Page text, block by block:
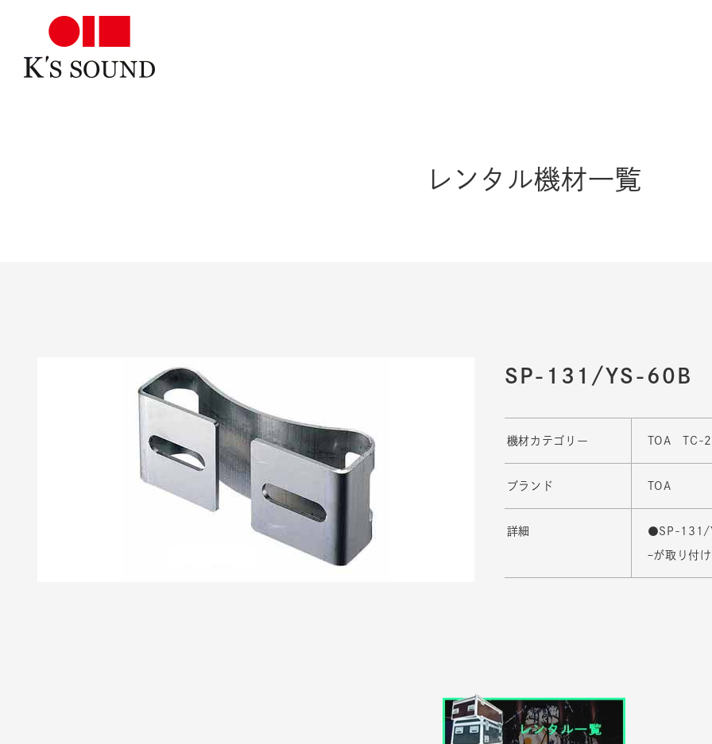
レンタル機材一覧
SP-131/YS-60B
機材カテゴリー TOA TC-
ブランド TOA
詳細 ●SP-131/
ｰが取り付